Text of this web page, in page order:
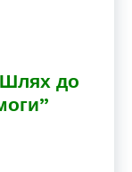
до